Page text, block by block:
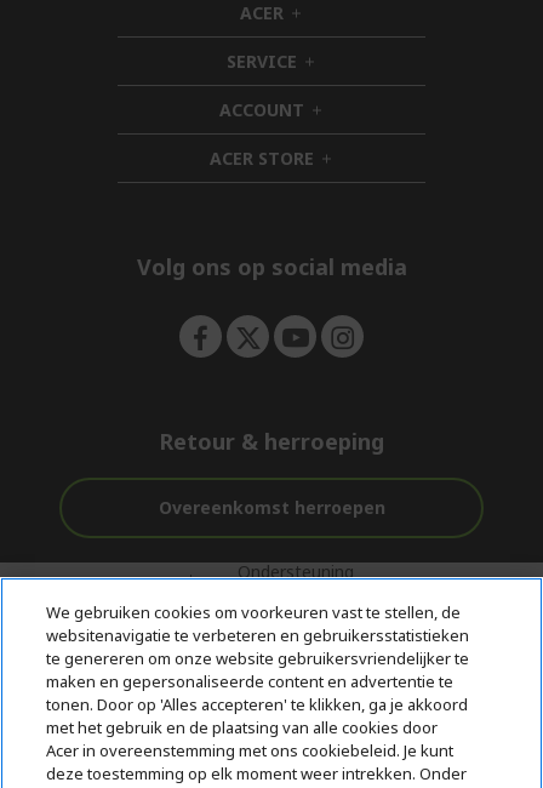
ACER h
i
d
d
e
n
SERVICE h
i
d
d
e
n
ACCOUNT h
i
d
d
ACER STORE h
i
e
Volg ons op social media
Retour & herroeping
Overeenkomst herroepen
Gratis
bezorging
Ondersteuning
aankoop
Veilig
Betalen
© 2026 Acer Inc.
CPYou BV is de erkende reseller van de producten en diensten die
in deze winkel worden aangeboden.
We gebruiken cookies om voorkeuren vast te stellen, de
websitenavigatie te verbeteren en gebruikersstatistieken
te genereren om onze website gebruikersvriendelijker te
maken en gepersonaliseerde content en advertentie te
tonen. Door op 'Alles accepteren' te klikken, ga je akkoord
met het gebruik en de plaatsing van alle cookies door
Acer in overeenstemming met ons cookiebeleid. Je kunt
deze toestemming op elk moment weer intrekken. Onder